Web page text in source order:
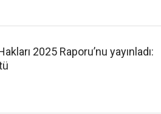
2025 Raporu’nu yayınladı: